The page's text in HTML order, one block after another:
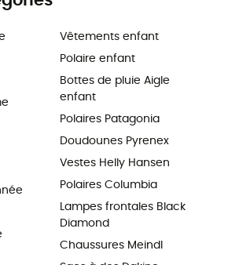
Vêtements enfant
Polaire enfant
Bottes de pluie Aigle
enfant
Polaires Patagonia
Doudounes Pyrenex
Vestes Helly Hansen
Polaires Columbia
Lampes frontales Black
Diamond
Chaussures Meindl